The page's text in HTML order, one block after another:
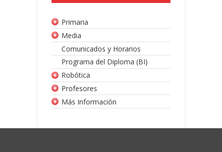
Primaria
Media
Comunicados y Horarios
Programa del Diploma (BI)
Robótica
Profesores
Más Información